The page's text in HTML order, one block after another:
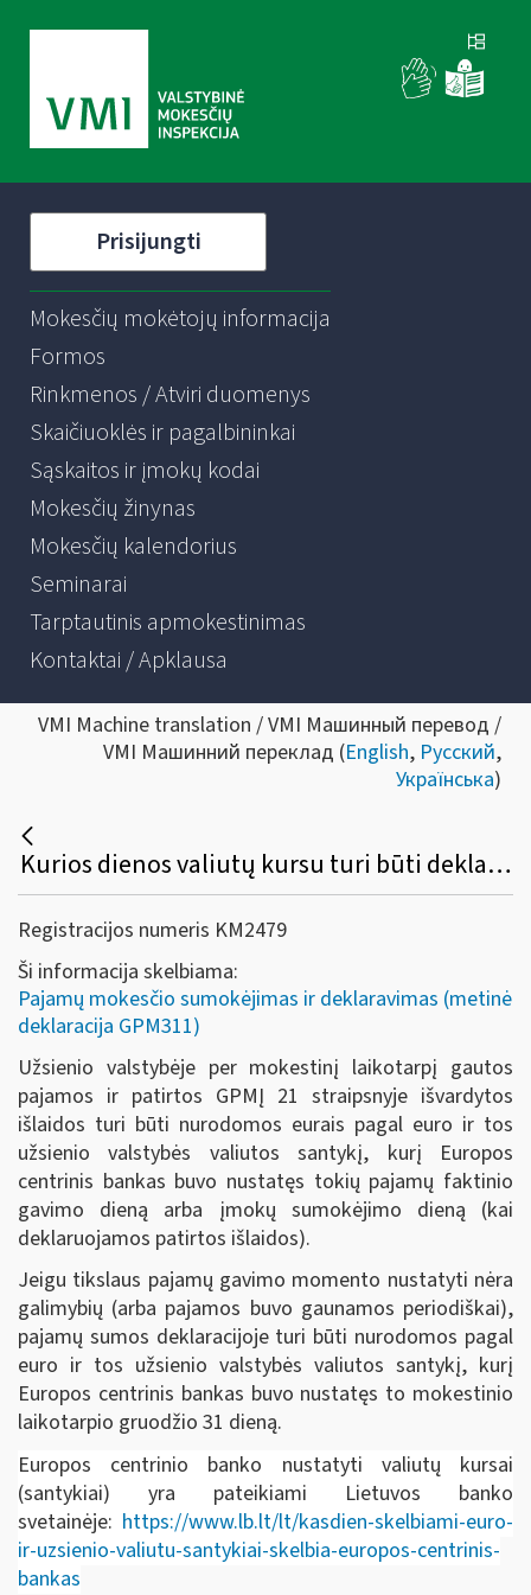
Prisijungti
Mokesčių mokėtojų informacija
Formos
Rinkmenos / Atviri duomenys
Skaičiuoklės ir pagalbininkai
Sąskaitos ir įmokų kodai
Mokesčių žinynas
Mokesčių kalendorius
Seminarai
Tarptautinis apmokestinimas
Kontaktai / Apklausa
VMI Machine translation / VMI Машинный перевод /
VMI Машинний переклад (English, Русский,
Українська)
Kurios dienos valiutų kursu turi būti deklaruojamos pajamos bei nuo jų sumokėtas pajamų mokestis?
Registracijos numeris KM2479
Ši informacija skelbiama:
Pajamų mokesčio sumokėjimas ir deklaravimas (metinė
deklaracija GPM311)
Užsienio valstybėje per mokestinį laikotarpį gautos
pajamos ir patirtos GPMĮ 21 straipsnyje išvardytos
išlaidos turi būti nurodomos eurais pagal euro ir tos
užsienio valstybės valiutos santykį, kurį Europos
centrinis bankas buvo nustatęs tokių pajamų faktinio
gavimo dieną arba įmokų sumokėjimo dieną (kai
deklaruojamos patirtos išlaidos).
Jeigu tikslaus pajamų gavimo momento nustatyti nėra
galimybių (arba pajamos buvo gaunamos periodiškai),
pajamų sumos deklaracijoje turi būti nurodomos pagal
euro ir tos užsienio valstybės valiutos santykį, kurį
Europos centrinis bankas buvo nustatęs to mokestinio
laikotarpio gruodžio 31 dieną.
Europos centrinio banko nustatyti valiutų kursai
(santykiai) yra pateikiami Lietuvos banko
svetainėje: https://www.lb.lt/lt/kasdien-skelbiami-euro-
ir-uzsienio-valiutu-santykiai-skelbia-europos-centrinis-
bankas